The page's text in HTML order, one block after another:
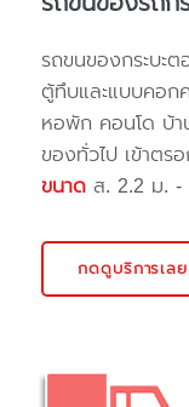
รถขนของกระบะ
ตู้ทึบและแบบคอก
หอพัก คอนโด บ้า
ของทั่วไป เข้าตร
ขนาด ส. 2.2 ม.
กดดูบริการเลย